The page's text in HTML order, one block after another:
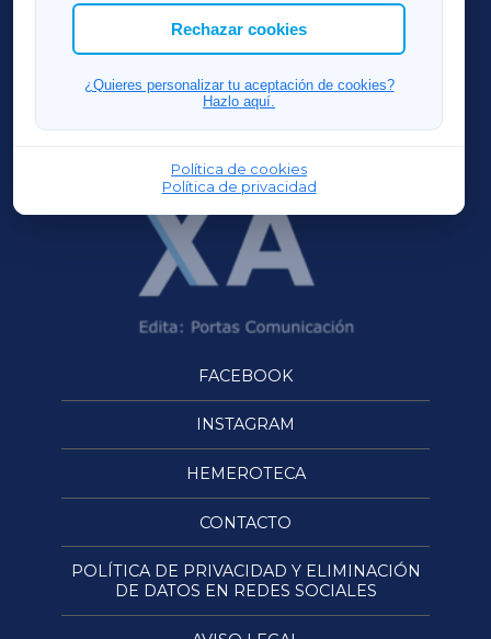
Rechazar cookies
¿Quieres personalizar tu aceptación de cookies?
Hazlo aquí.
Política de cookies
Política de privacidad
ACORUÑAXA
FERROLXA
OURENSEXA
FACEBOOK
INSTAGRAM
HEMEROTECA
CONTACTO
POLÍTICA DE PRIVACIDAD Y ELIMINACIÓN
DE DATOS EN REDES SOCIALES